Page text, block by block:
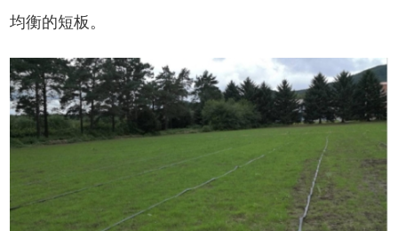
均衡的短板。